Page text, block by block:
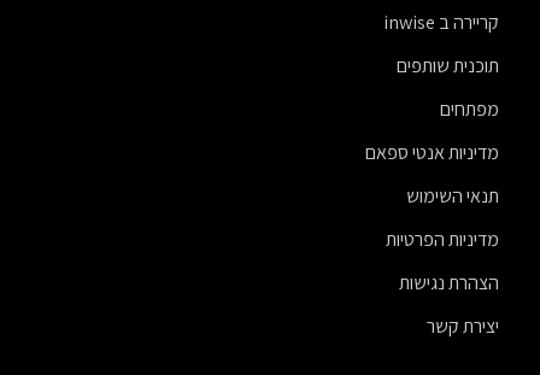
קריירה ב inwise
תוכנית שותפים
מפתחים
מדיניות אנטי ספאם
תנאי השימוש
מדיניות הפרטיות
הצהרת נגישות
יצירת קשר